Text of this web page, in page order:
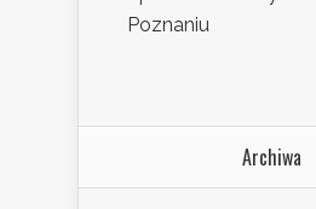
Poznaniu
Archiwa